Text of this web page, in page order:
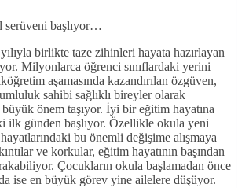
serüveni başlıyor…
birlikte taze zihinleri hayata hazırlayan
Milyonlarca öğrenci sınıflardaki yerini
aşamasında kazandırılan özgüven,
sahibi sağlıklı bireyler olarak
büyük önem taşıyor. İyi bir eğitim hayatına
ilk günden başlıyor. Özellikle okula yeni
bu önemli değişime alışmaya
ve korkular, eğitim hayatının başından
Çocukların okula başlamadan önce
ise en büyük görev yine ailelere düşüyor.